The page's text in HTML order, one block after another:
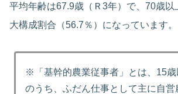
平均年齢は67.9歳（Ｒ3年）で、70歳以
大構成割合（56.7％）になっています。
※「基幹的農業従事者」とは、15歳
のうち、ふだん仕事として主に自営